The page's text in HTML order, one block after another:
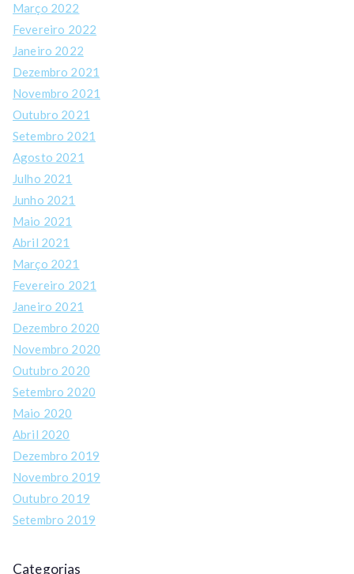
Março 2022
Fevereiro 2022
Janeiro 2022
Dezembro 2021
Novembro 2021
Outubro 2021
Setembro 2021
Agosto 2021
Julho 2021
Junho 2021
Maio 2021
Abril 2021
Março 2021
Fevereiro 2021
Janeiro 2021
Dezembro 2020
Novembro 2020
Outubro 2020
Setembro 2020
Maio 2020
Abril 2020
Dezembro 2019
Novembro 2019
Outubro 2019
Setembro 2019
Categorias